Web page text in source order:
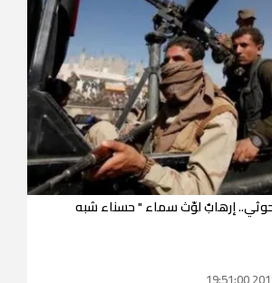
إرهابٌ لوّث سماء " حسناء شبه